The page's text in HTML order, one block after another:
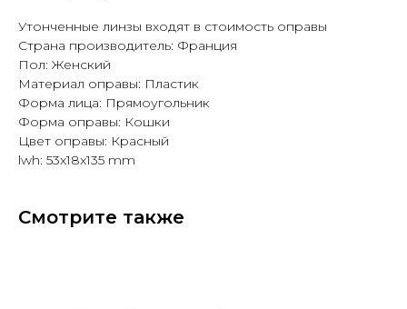
Утонченные линзы входят в стоимость оправы
Страна производитель: Франция
Пол: Женский
Материал оправы: Пластик
Форма лица: Прямоугольник
Форма оправы: Кошки
Цвет оправы: Красный
lwh: 53x18x135 mm
Смотрите также